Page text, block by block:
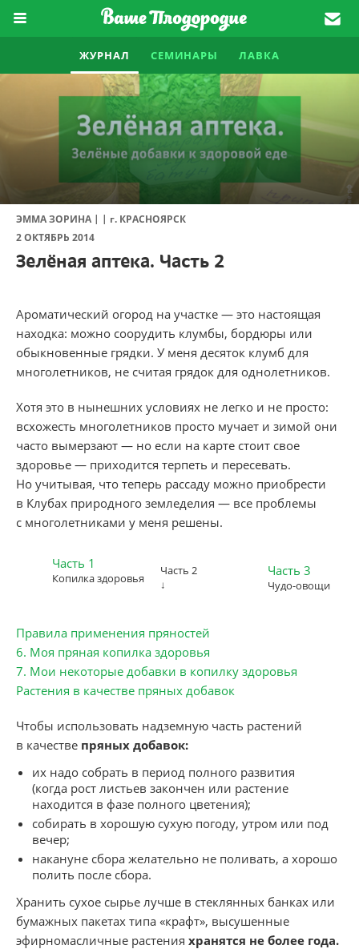
ЖУРНАЛ СЕМИНАРЫ ЛАВКА
ЭММА ЗОРИНА | | г. КРАСНОЯРСК
2 ОКТЯБРЬ 2014
Зелёная аптека. Часть 2
Ароматический огород на участке — это настоящая
находка: можно соорудить клумбы, бордюры или
обыкновенные грядки. У меня десяток клумб для
многолетников, не считая грядок для однолетников.
Хотя это в нынешних условиях не легко и не просто:
всхожесть многолетников просто мучает и зимой они
часто вымерзают — но если на карте стоит свое
здоровье — приходится терпеть и пересевать.
Но учитывая, что теперь рассаду можно приобрести
в Клубах природного земледелия — все проблемы
с многолетниками у меня решены.
Часть 1
Копилка здоровья
Часть 2
↓
Часть 3
Чудо-овощи
Правила применения пряностей
6. Моя пряная копилка здоровья
7. Мои некоторые добавки в копилку здоровья
Растения в качестве пряных добавок
Чтобы использовать надземную часть растений
в качестве пряных добавок:
их надо собрать в период полного развития
(когда рост листьев закончен или растение
находится в фазе полного цветения);
собирать в хорошую сухую погоду, утром или под
вечер;
накануне сбора желательно не поливать, а хорошо
полить после сбора.
Хранить сухое сырье лучше в стеклянных банках или
бумажных пакетах типа «крафт», высушенные
эфирномасличные растения хранятся не более года.